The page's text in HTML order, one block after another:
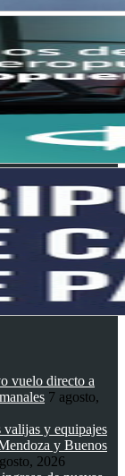
vuelo directo a
7 agosto,
valijas y equipajes
y Buenos
2026